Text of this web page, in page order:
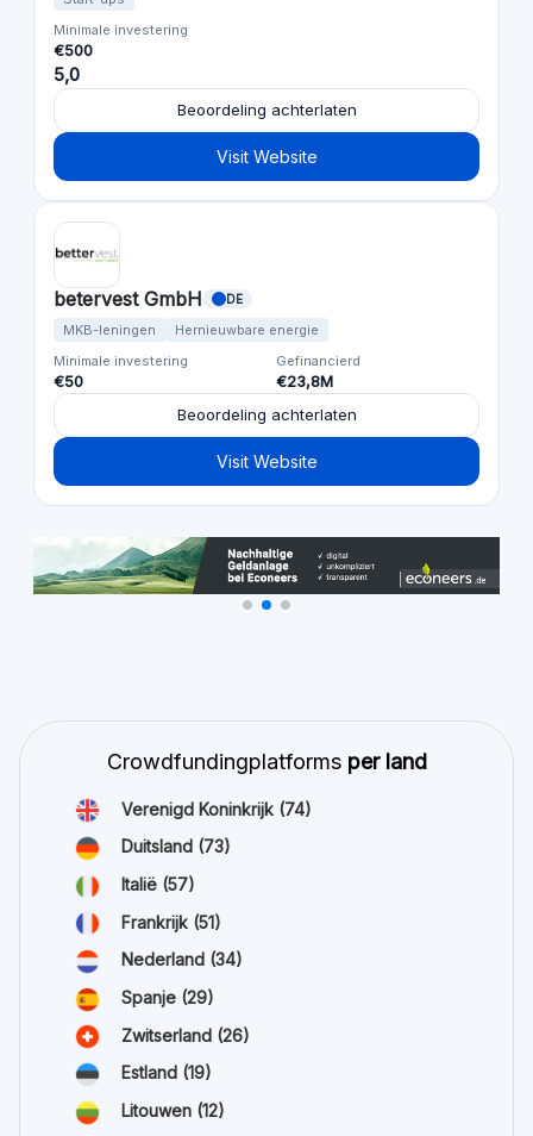
Minimale investering
€500
5,0
Beoordeling achterlaten
Visit Website
betervest GmbH DE
MKB-leningen
Hernieuwbare energie
Minimale investering
€50
Gefinancierd
€23,8M
Beoordeling achterlaten
Visit Website
Crowdfundingplatforms per land
Verenigd Koninkrijk (74)
Duitsland (73)
Italië (57)
Frankrijk (51)
Nederland (34)
Spanje (29)
Zwitserland (26)
Estland (19)
Litouwen (12)